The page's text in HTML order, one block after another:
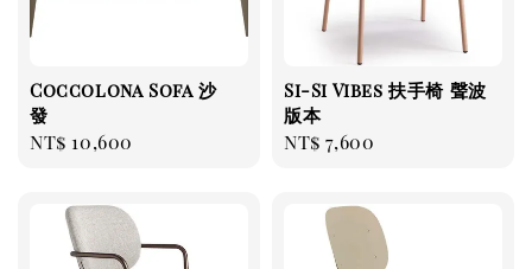
Coccolona Sofa 沙
發
Regular
NT$ 10,600
Si-Si Vibes 扶手椅 聲波
版本
Regular
NT$ 7,600